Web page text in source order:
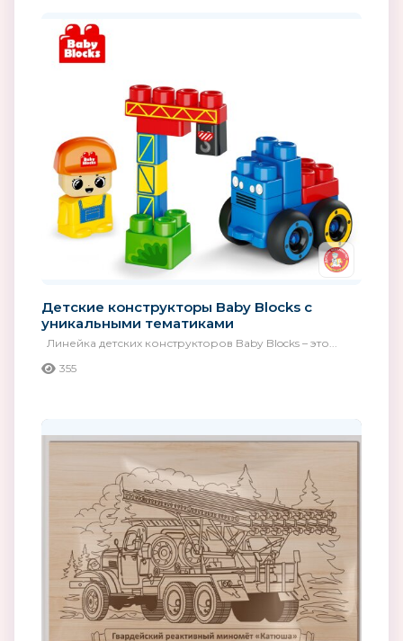
Детские конструкторы Baby Blocks с
уникальными тематиками
Линейка детских конструкторов Baby Blocks – это...
355